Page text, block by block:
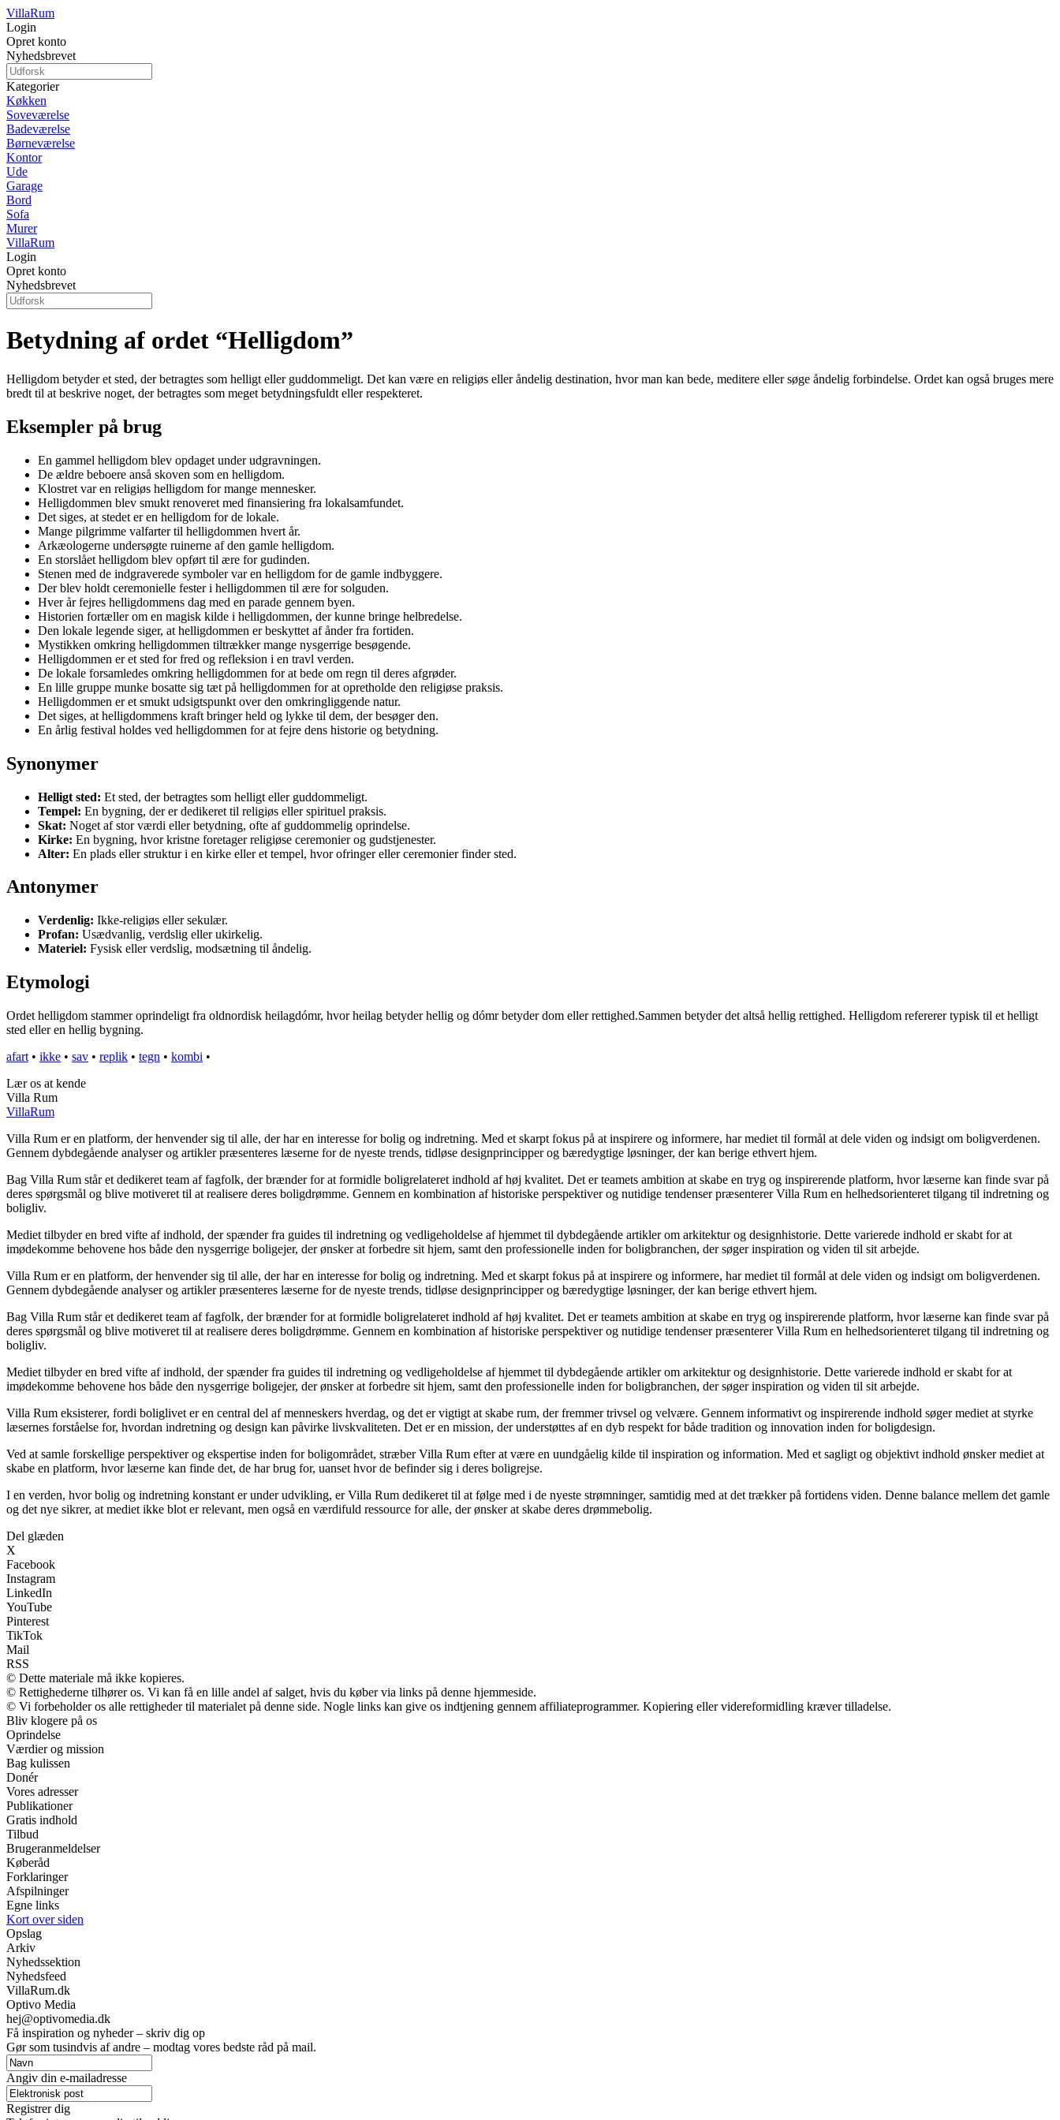
VillaRum
Login
Opret konto
Nyhedsbrevet
Kategorier
Køkken
Soveværelse
Badeværelse
Børneværelse
Kontor
Ude
Garage
Bord
Sofa
Murer
VillaRum
Login
Opret konto
Nyhedsbrevet
Betydning af ordet “Helligdom”
Helligdom betyder et sted, der betragtes som helligt eller guddommeligt. Det kan være en religiøs eller åndelig destination, hvor man kan bede, meditere eller søge åndelig forbindelse. Ordet kan også bruges mere
bredt til at beskrive noget, der betragtes som meget betydningsfuldt eller respekteret.
Eksempler på brug
En gammel helligdom blev opdaget under udgravningen.
De ældre beboere anså skoven som en helligdom.
Klostret var en religiøs helligdom for mange mennesker.
Helligdommen blev smukt renoveret med finansiering fra lokalsamfundet.
Det siges, at stedet er en helligdom for de lokale.
Mange pilgrimme valfarter til helligdommen hvert år.
Arkæologerne undersøgte ruinerne af den gamle helligdom.
En storslået helligdom blev opført til ære for gudinden.
Stenen med de indgraverede symboler var en helligdom for de gamle indbyggere.
Der blev holdt ceremonielle fester i helligdommen til ære for solguden.
Hver år fejres helligdommens dag med en parade gennem byen.
Historien fortæller om en magisk kilde i helligdommen, der kunne bringe helbredelse.
Den lokale legende siger, at helligdommen er beskyttet af ånder fra fortiden.
Mystikken omkring helligdommen tiltrækker mange nysgerrige besøgende.
Helligdommen er et sted for fred og refleksion i en travl verden.
De lokale forsamledes omkring helligdommen for at bede om regn til deres afgrøder.
En lille gruppe munke bosatte sig tæt på helligdommen for at opretholde den religiøse praksis.
Helligdommen er et smukt udsigtspunkt over den omkringliggende natur.
Det siges, at helligdommens kraft bringer held og lykke til dem, der besøger den.
En årlig festival holdes ved helligdommen for at fejre dens historie og betydning.
Synonymer
Helligt sted: Et sted, der betragtes som helligt eller guddommeligt.
Tempel: En bygning, der er dedikeret til religiøs eller spirituel praksis.
Skat: Noget af stor værdi eller betydning, ofte af guddommelig oprindelse.
Kirke: En bygning, hvor kristne foretager religiøse ceremonier og gudstjenester.
Alter: En plads eller struktur i en kirke eller et tempel, hvor ofringer eller ceremonier finder sted.
Antonymer
Verdenlig: Ikke-religiøs eller sekulær.
Profan: Usædvanlig, verdslig eller ukirkelig.
Materiel: Fysisk eller verdslig, modsætning til åndelig.
Etymologi
Ordet helligdom stammer oprindeligt fra oldnordisk heilagdómr, hvor heilag betyder hellig og dómr betyder dom eller rettighed.Sammen betyder det altså hellig rettighed. Helligdom refererer typisk til et helligt
sted eller en hellig bygning.
afart • ikke • sav • replik • tegn • kombi •
Lær os at kende
Villa Rum
VillaRum
Villa Rum er en platform, der henvender sig til alle, der har en interesse for bolig og indretning. Med et skarpt fokus på at inspirere og informere, har mediet til formål at dele viden og indsigt om boligverdenen.
Gennem dybdegående analyser og artikler præsenteres læserne for de nyeste trends, tidløse designprincipper og bæredygtige løsninger, der kan berige ethvert hjem.
Bag Villa Rum står et dedikeret team af fagfolk, der brænder for at formidle boligrelateret indhold af høj kvalitet. Det er teamets ambition at skabe en tryg og inspirerende platform, hvor læserne kan finde svar på
deres spørgsmål og blive motiveret til at realisere deres boligdrømme. Gennem en kombination af historiske perspektiver og nutidige tendenser præsenterer Villa Rum en helhedsorienteret tilgang til indretning og
boligliv.
Mediet tilbyder en bred vifte af indhold, der spænder fra guides til indretning og vedligeholdelse af hjemmet til dybdegående artikler om arkitektur og designhistorie. Dette varierede indhold er skabt for at
imødekomme behovene hos både den nysgerrige boligejer, der ønsker at forbedre sit hjem, samt den professionelle inden for boligbranchen, der søger inspiration og viden til sit arbejde.
Villa Rum er en platform, der henvender sig til alle, der har en interesse for bolig og indretning. Med et skarpt fokus på at inspirere og informere, har mediet til formål at dele viden og indsigt om boligverdenen.
Gennem dybdegående analyser og artikler præsenteres læserne for de nyeste trends, tidløse designprincipper og bæredygtige løsninger, der kan berige ethvert hjem.
Bag Villa Rum står et dedikeret team af fagfolk, der brænder for at formidle boligrelateret indhold af høj kvalitet. Det er teamets ambition at skabe en tryg og inspirerende platform, hvor læserne kan finde svar på
deres spørgsmål og blive motiveret til at realisere deres boligdrømme. Gennem en kombination af historiske perspektiver og nutidige tendenser præsenterer Villa Rum en helhedsorienteret tilgang til indretning og
boligliv.
Mediet tilbyder en bred vifte af indhold, der spænder fra guides til indretning og vedligeholdelse af hjemmet til dybdegående artikler om arkitektur og designhistorie. Dette varierede indhold er skabt for at
imødekomme behovene hos både den nysgerrige boligejer, der ønsker at forbedre sit hjem, samt den professionelle inden for boligbranchen, der søger inspiration og viden til sit arbejde.
Villa Rum eksisterer, fordi boliglivet er en central del af menneskers hverdag, og det er vigtigt at skabe rum, der fremmer trivsel og velvære. Gennem informativt og inspirerende indhold søger mediet at styrke
læsernes forståelse for, hvordan indretning og design kan påvirke livskvaliteten. Det er en mission, der understøttes af en dyb respekt for både tradition og innovation inden for boligdesign.
Ved at samle forskellige perspektiver og ekspertise inden for boligområdet, stræber Villa Rum efter at være en uundgåelig kilde til inspiration og information. Med et sagligt og objektivt indhold ønsker mediet at
skabe en platform, hvor læserne kan finde det, de har brug for, uanset hvor de befinder sig i deres boligrejse.
I en verden, hvor bolig og indretning konstant er under udvikling, er Villa Rum dedikeret til at følge med i de nyeste strømninger, samtidig med at det trækker på fortidens viden. Denne balance mellem det gamle
og det nye sikrer, at mediet ikke blot er relevant, men også en værdifuld ressource for alle, der ønsker at skabe deres drømmebolig.
Del glæden
X
Facebook
Instagram
LinkedIn
YouTube
Pinterest
TikTok
Mail
RSS
© Dette materiale må ikke kopieres.
© Rettighederne tilhører os. Vi kan få en lille andel af salget, hvis du køber via links på denne hjemmeside.
© Vi forbeholder os alle rettigheder til materialet på denne side. Nogle links kan give os indtjening gennem affiliateprogrammer. Kopiering eller videreformidling kræver tilladelse.
Bliv klogere på os
Oprindelse
Værdier og mission
Bag kulissen
Donér
Vores adresser
Publikationer
Gratis indhold
Tilbud
Brugeranmeldelser
Køberåd
Forklaringer
Afspilninger
Egne links
Kort over siden
Opslag
Arkiv
Nyhedssektion
Nyhedsfeed
VillaRum.dk
Optivo Media
hej@optivomedia.dk
Få inspiration og nyheder – skriv dig op
Gør som tusindvis af andre – modtag vores bedste råd på mail.
Angiv din e-mailadresse
Registrer dig